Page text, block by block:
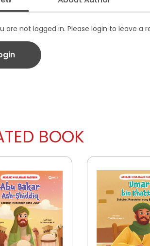
are not logged in. Please login to leave a
BOOK